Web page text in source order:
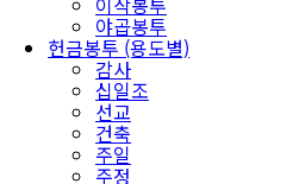
야곱봉투
헌금봉투 (용도별)
감사
십일조
선교
건축
주일
주정